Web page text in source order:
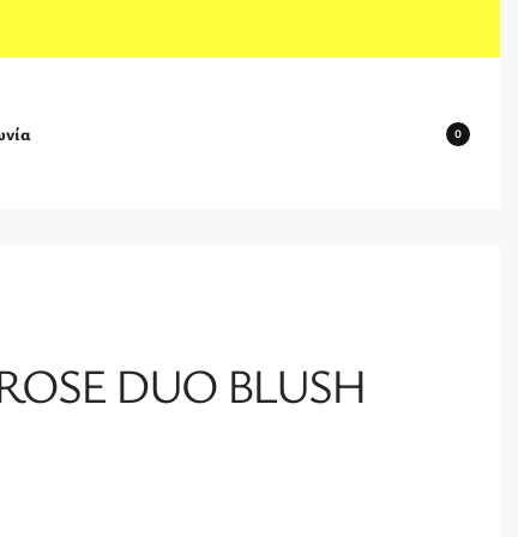
0
DUO BLUSH